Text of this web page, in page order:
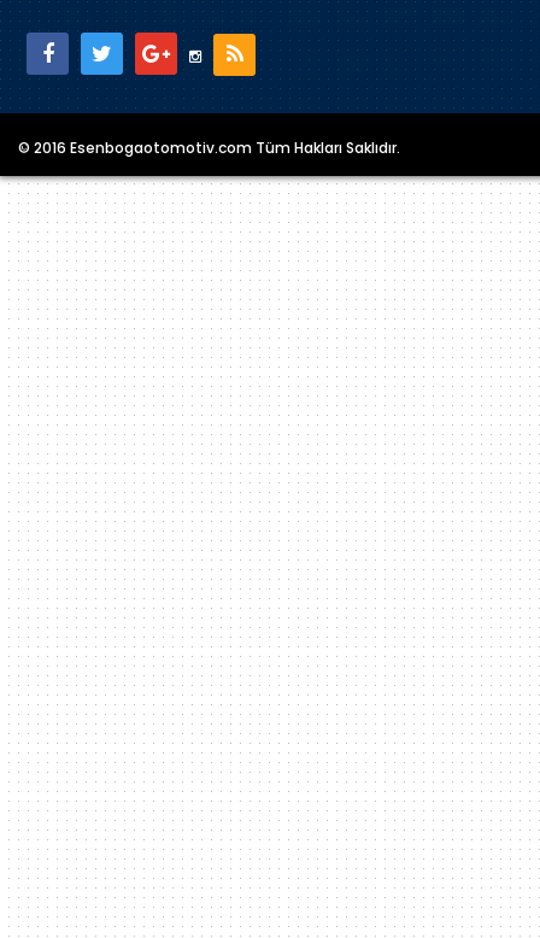
© 2016 Esenbogaotomotiv.com Tüm Hakları Saklıdır.